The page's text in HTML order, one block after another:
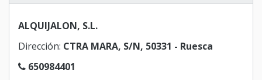
ALQUIJALON, S.L.
Dirección: CTRA MARA, S/N, 50331 - Ruesca
650984401